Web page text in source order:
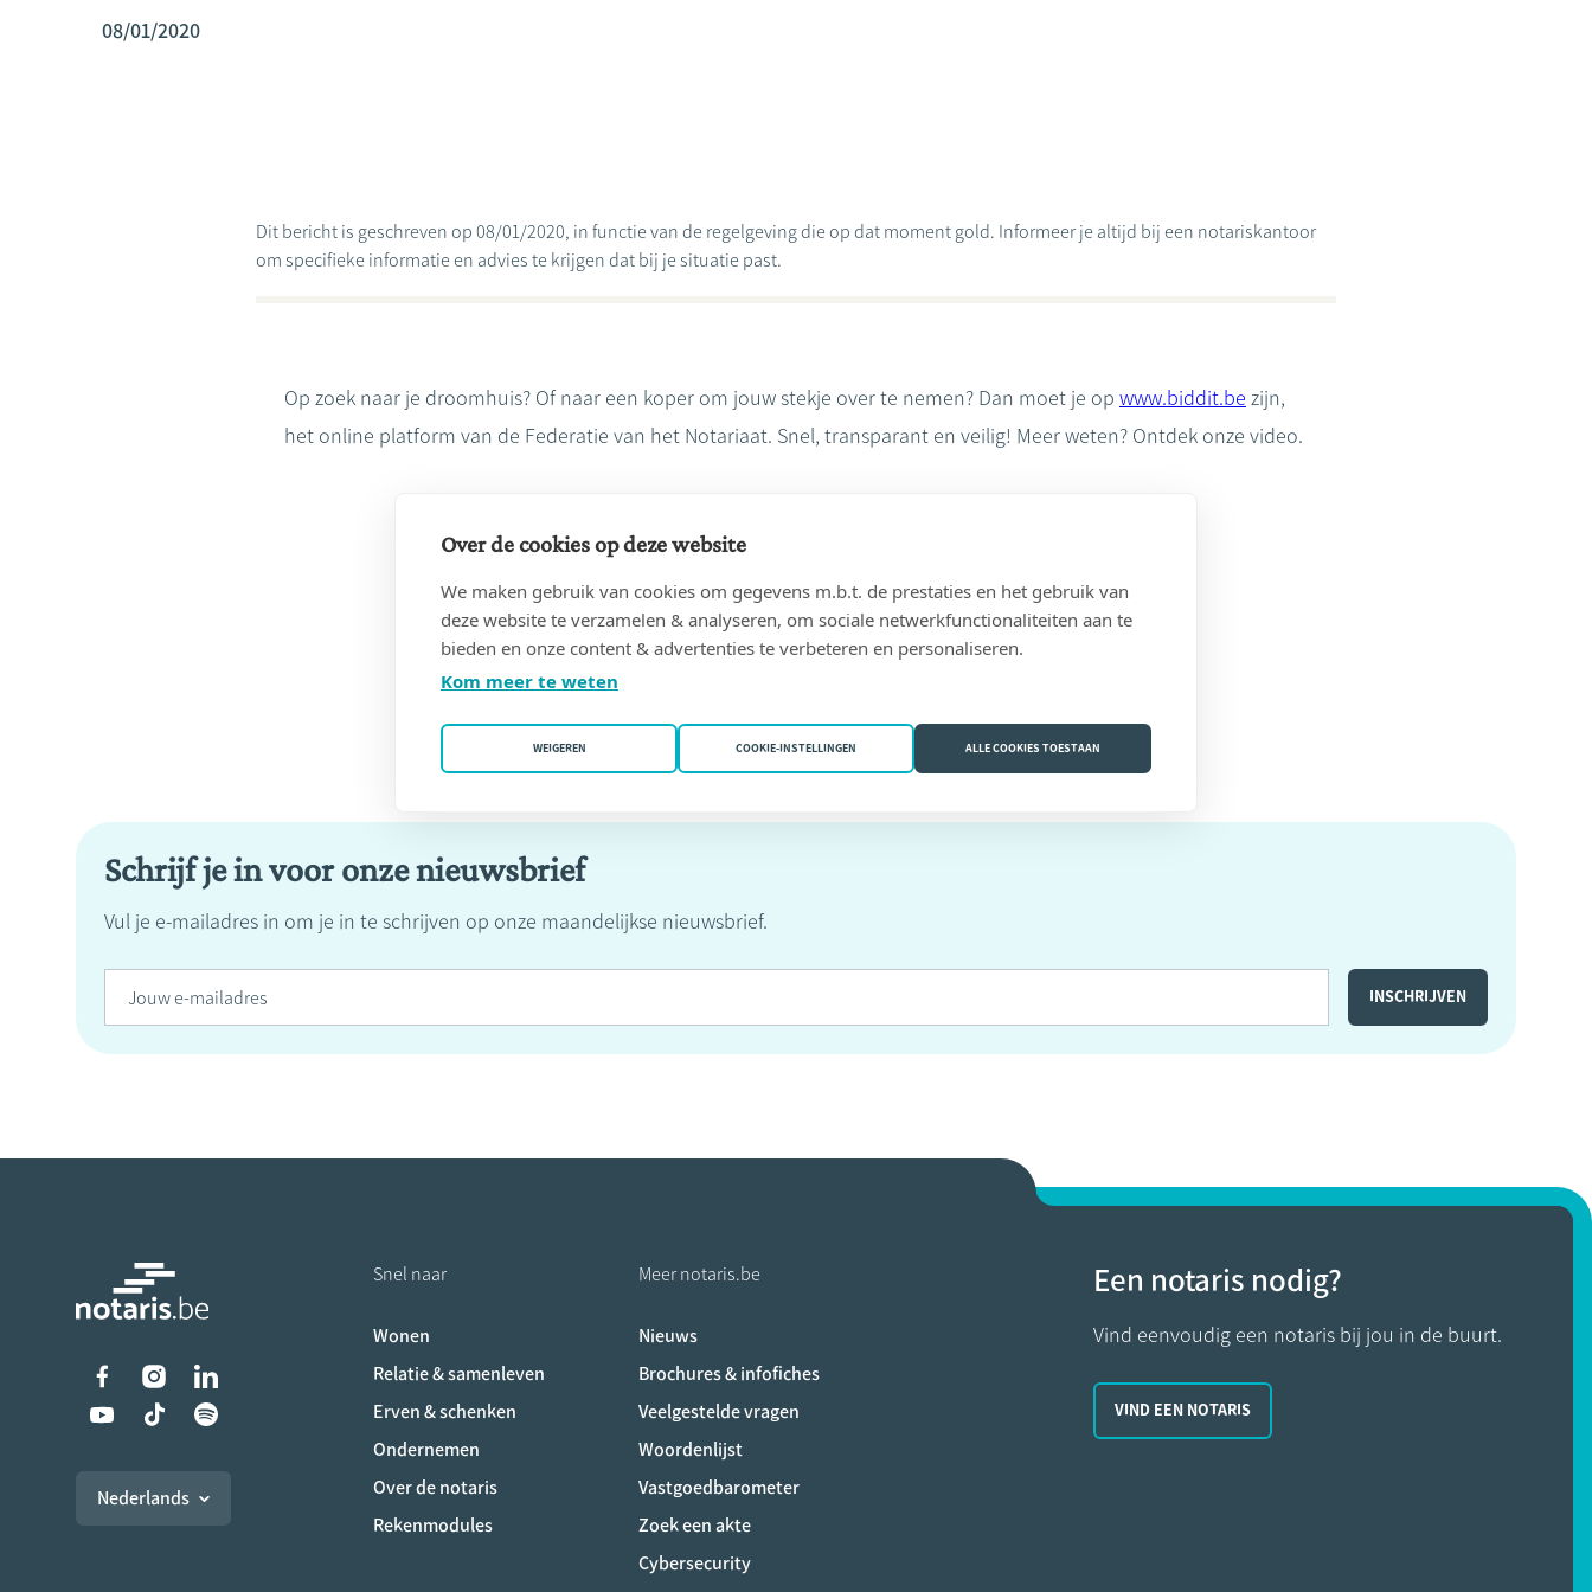
08/01/2020
Dit bericht is geschreven op 08/01/2020, in functie van de regelgeving die op dat moment gold. Informeer je altijd bij een notariskantoor
om specifieke informatie en advies te krijgen dat bij je situatie past.
Op zoek naar je droomhuis? Of naar een koper om jouw stekje over te nemen? Dan moet je op www.biddit.be zijn,
het online platform van de Federatie van het Notariaat. Snel, transparant en veilig! Meer weten? Ontdek onze video.
Schrijf je in voor onze nieuwsbrief
Vul je e-mailadres in om je in te schrijven op onze maandelijkse nieuwsbrief.
Liens vers les réseaux sociaux
Nederlands
Snel naar
Wonen
Relatie & samenleven
Erven & schenken
Ondernemen
Over de notaris
Rekenmodules
Meer notaris.be
Nieuws
Brochures & infofiches
Veelgestelde vragen
Woordenlijst
Vastgoedbarometer
Zoek een akte
Cybersecurity
Een notaris nodig?
Vind eenvoudig een notaris bij jou in de buurt.
VIND EEN NOTARIS
Over de cookies op deze website
We maken gebruik van cookies om gegevens m.b.t. de prestaties en het gebruik van
deze website te verzamelen & analyseren, om sociale netwerkfunctionaliteiten aan te
bieden en onze content & advertenties te verbeteren en personaliseren.
Kom meer te weten
WEIGEREN COOKIE-INSTELLINGEN ALLE COOKIES TOESTAAN